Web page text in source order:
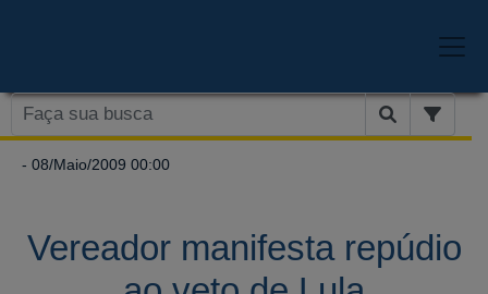
- 08/Maio/2009 00:00
Vereador manifesta repúdio